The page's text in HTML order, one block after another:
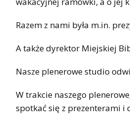
Razem z nami była m.in.
A także dyrektor Miejskiej
Nasze plenerowe studio
W trakcie naszego
spotkać się z prezenterami i